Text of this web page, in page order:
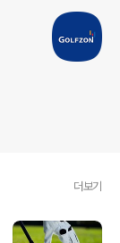
더보기